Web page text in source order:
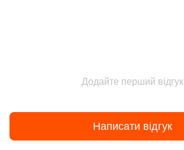
Додайте перший відгук
Написати відгук